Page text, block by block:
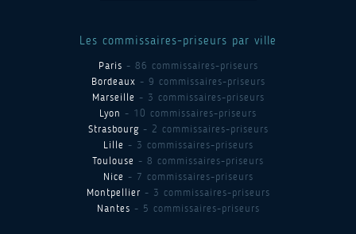
Les commissaires-priseurs par ville
Paris - 86 commissaires-priseurs
Bordeaux - 9 commissaires-priseurs
Marseille - 3 commissaires-priseurs
Lyon - 10 commissaires-priseurs
Strasbourg - 2 commissaires-priseurs
Lille - 3 commissaires-priseurs
Toulouse - 8 commissaires-priseurs
Nice - 7 commissaires-priseurs
Montpellier - 3 commissaires-priseurs
Nantes - 5 commissaires-priseurs